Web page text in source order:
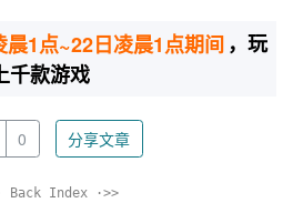
晨1点~22日凌晨1点期间 ，玩
千款游戏
0 分享文章
Back Index ·>>